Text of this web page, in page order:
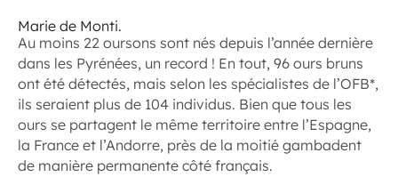
Marie de Monti.
Au moins 22 oursons sont nés depuis l’année dernière
dans les Pyrénées, un record ! En tout, 96 ours bruns
ont été détectés, mais selon les spécialistes de l’OFB*,
ils seraient plus de 104 individus. Bien que tous les
ours se partagent le même territoire entre l’Espagne,
la France et l’Andorre, près de la moitié gambadent
de manière permanente côté français.